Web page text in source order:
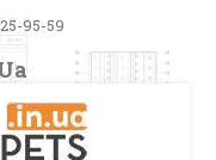
95-59